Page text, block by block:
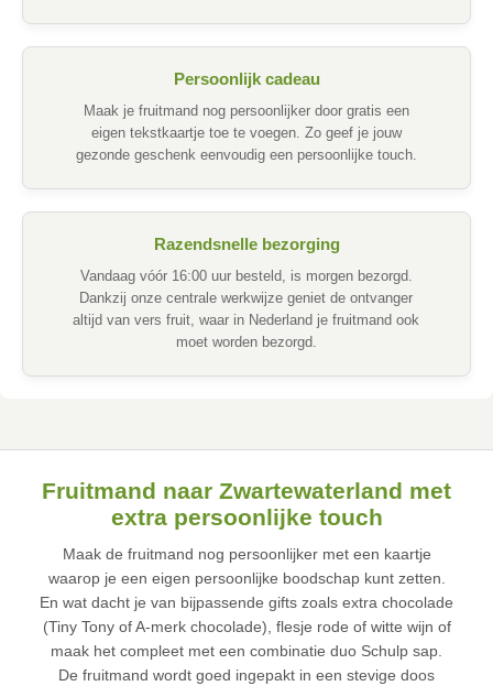
Persoonlijk cadeau
Maak je fruitmand nog persoonlijker door gratis een
eigen tekstkaartje toe te voegen. Zo geef je jouw
gezonde geschenk eenvoudig een persoonlijke touch.
Razendsnelle bezorging
Vandaag vóór 16:00 uur besteld, is morgen bezorgd.
Dankzij onze centrale werkwijze geniet de ontvanger
altijd van vers fruit, waar in Nederland je fruitmand ook
moet worden bezorgd.
Fruitmand naar Zwartewaterland met
extra persoonlijke touch
Maak de fruitmand nog persoonlijker met een kaartje
waarop je een eigen persoonlijke boodschap kunt zetten.
En wat dacht je van bijpassende gifts zoals extra chocolade
(Tiny Tony of A-merk chocolade), flesje rode of witte wijn of
maak het compleet met een combinatie duo Schulp sap.
De fruitmand wordt goed ingepakt in een stevige doos